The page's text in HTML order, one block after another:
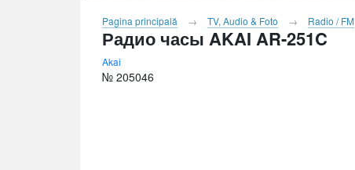
Pagina principală TV, Audio & Foto Radio / FM
Радио часы AKAI AR-251C
Akai
№ 205046